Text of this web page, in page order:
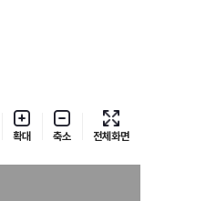
확대 축소 전체화면